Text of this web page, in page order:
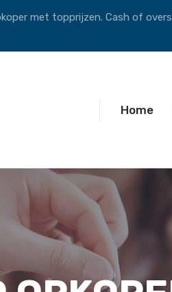
met topprijzen. Cash of
Home